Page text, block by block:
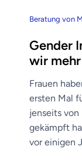
Beratung von
Gender
wir
Frauen
ersten Mal
jenseits
gekämpft
vor einigen